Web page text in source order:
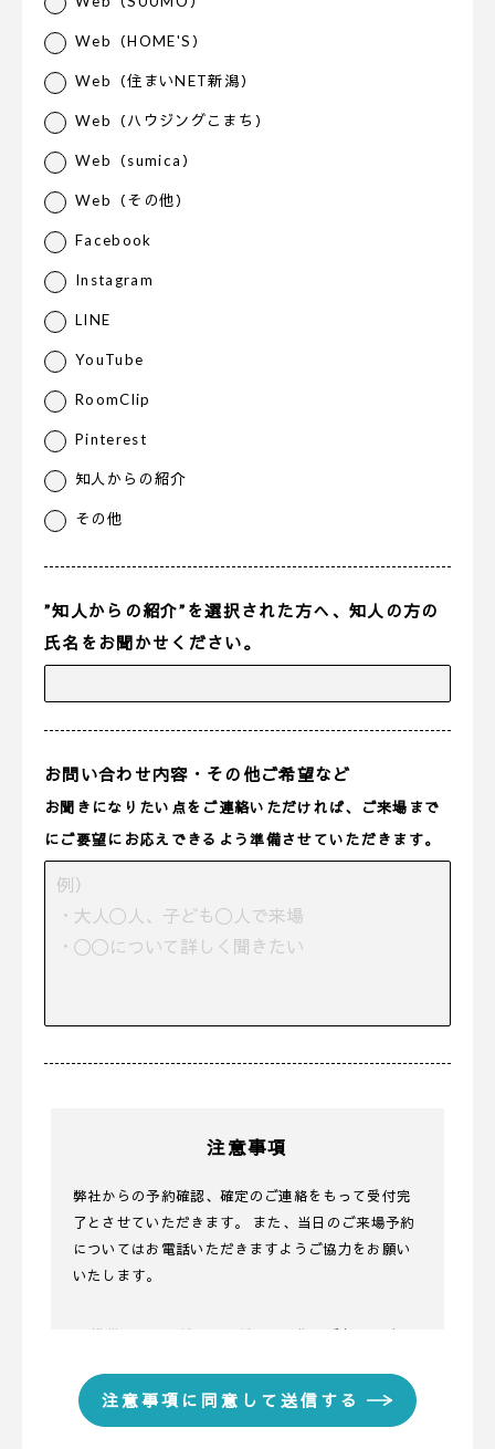
Web（HOME'S）
Web（住まいNET新潟）
Web（ハウジングこまち）
Web（sumica）
Web（その他）
Facebook
Instagram
LINE
YouTube
RoomClip
Pinterest
知人からの紹介
その他
”知人からの紹介”を選択された方へ、知人の方の
氏名をお聞かせください。
お問い合わせ内容・その他ご希望など
お聞きになりたい点をご連絡いただければ、ご来場まで
にご要望にお応えできるよう準備させていただきます。
注意事項
弊社からの予約確認、確定のご連絡をもって受付完
了とさせていただきます。 また、当日のご来場予約
についてはお電話いただきますようご協力をお願い
いたします。
携帯メールのドメイン指定受信や、指定拒否をして
いる場合、当サイトからの予約完了通知などを受信